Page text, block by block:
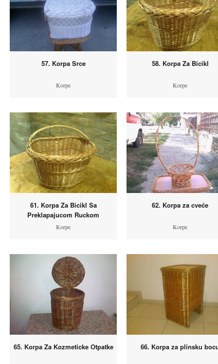
57. Korpa Srce
Korpe
58. Korpa Za Bicikl
Korpe
61. Korpa Za Bicikl Sa
Preklapajucom Ruckom
Korpe
62. Korpa za cveće
Korpe
65. Korpa Za Kozmeticke Otpatke 66. Korpa za plinsku